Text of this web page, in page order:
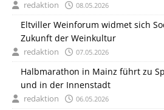
redaktion 08.05.2026
Eltviller Weinforum widmet sich
Zukunft der Weinkultur
redaktion 07.05.2026
Halbmarathon in Mainz führt zu
und in der Innenstadt
redaktion 06.05.2026